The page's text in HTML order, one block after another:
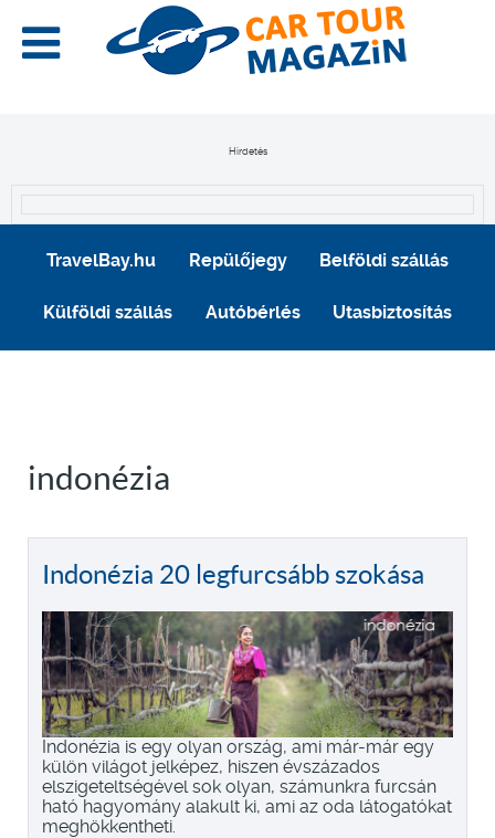
Hirdetés
TravelBay.hu Repülőjegy Belföldi szállás
Külföldi szállás Autóbérlés Utasbiztosítás
indonézia
Indonézia 20 legfurcsább szokása
Indonézia is egy olyan ország, ami már-már egy
külön világot jelképez, hiszen évszázados
elszigeteltségével sok olyan, számunkra furcsán
ható hagyomány alakult ki, ami az oda látogatókat
meghökkentheti.